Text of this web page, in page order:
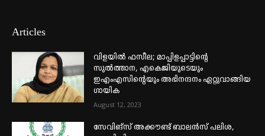
Articles
വിളയിൽ ഫസീല; മാപ്പിളപ്പാട്ടിന്റെ
സുൽത്താന, എകെജിയുടെയും
ഇഎംഎസിന്റെയും അഭിനന്ദനം ഏറ്റുവാങ്ങിയ
ഗായിക
August 12, 2023
സേവിങ്സ് അക്കൗണ്ട് ബാലൻസ് പലിശ,